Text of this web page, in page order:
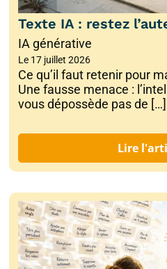
Texte IA : restez
IA générative
Le 17 juillet 2026
Ce qu’il faut retenir pour
Une fausse menace :
vous dépossède pas de […]
Lire